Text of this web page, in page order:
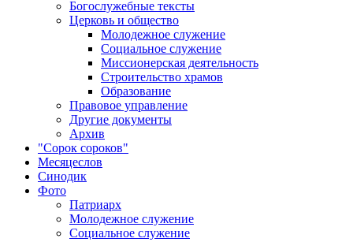
Богослужебные тексты
Церковь и общество
Молодежное служение
Социальное служение
Миссионерская деятельность
Строительство храмов
Образование
Правовое управление
Другие документы
Архив
"Сорок сороков"
Месяцеслов
Синодик
Фото
Патриарх
Молодежное служение
Социальное служение